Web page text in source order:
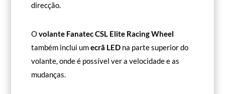
direcção.
Ovolante Fanatec CSL Elite Racing Wheel
também inclui umecrã LED na parte superior do
volante, onde é possível ver a velocidade e as
mudanças.